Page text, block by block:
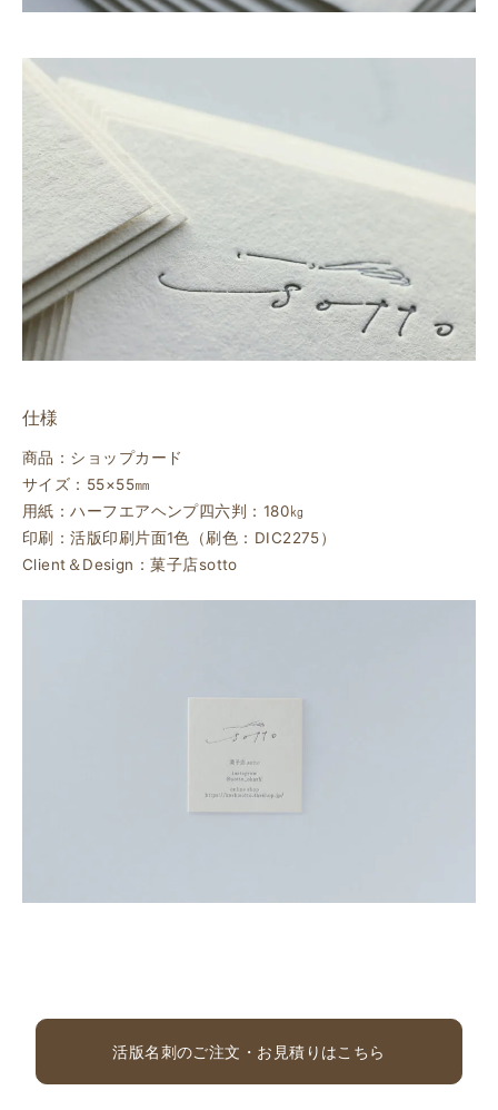
仕様
商品：ショップカード
サイズ：55×55㎜
用紙：ハーフエアヘンプ四六判：180㎏
印刷：活版印刷片面1色（刷色：DIC2275）
Client＆Design：菓子店sotto
活版名刺のご注文・お見積りはこちら